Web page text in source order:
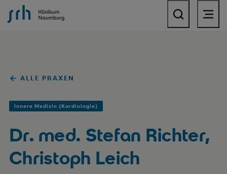
SRH Krankenhaus Naumburg
ALLE PRAXEN
Innere Medizin (Kardiologie)
Dr. med. Stefan Richter,
Christoph Leich